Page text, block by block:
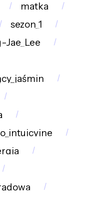
matka
sezon_1
Jae_Lee